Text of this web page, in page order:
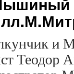
и
Теодор